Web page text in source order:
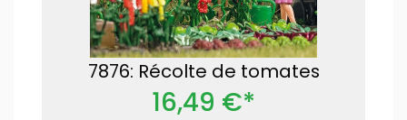
7876: Récolte de tomates
16,49 €*